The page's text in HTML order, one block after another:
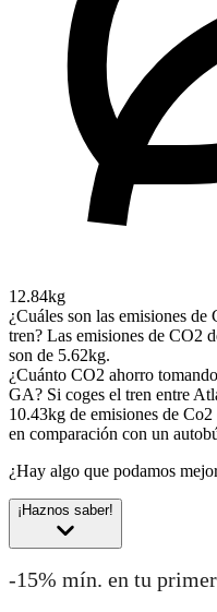
12.84kg
¿Cuáles son las emisiones
tren? Las emisiones de CO2
son de 5.62kg.
¿Cuánto CO2 ahorro
GA? Si coges el tren entre
10.43kg de emisiones de
en comparación con un
¿Hay algo que podamos
¡Haznos saber!
-15% mín. en tu